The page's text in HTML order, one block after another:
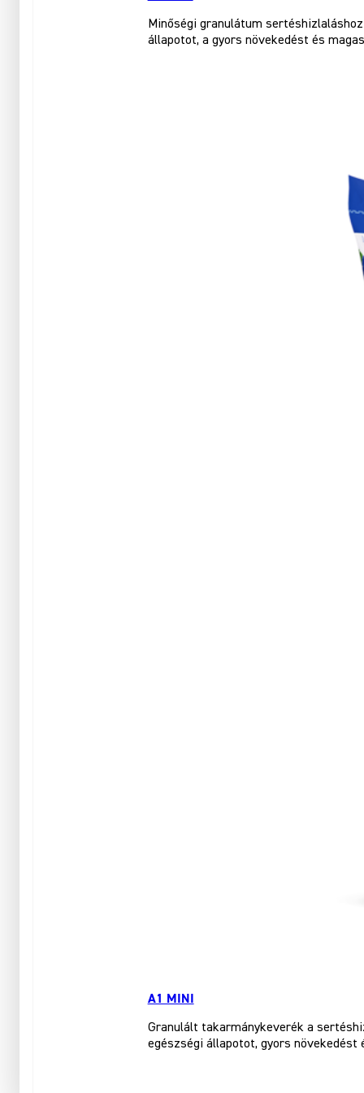
Minőségi granulátum
állapotot, a gyors növekedést és
A1 MINI
Granulált takarmánykeverék a
egészségi állapotot, gyors növekedést